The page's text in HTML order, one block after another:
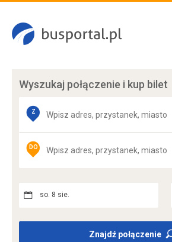
Wyszukaj połączenie i kup bilet
Z
DO
so. 8 sie.
Znajdź połączenie